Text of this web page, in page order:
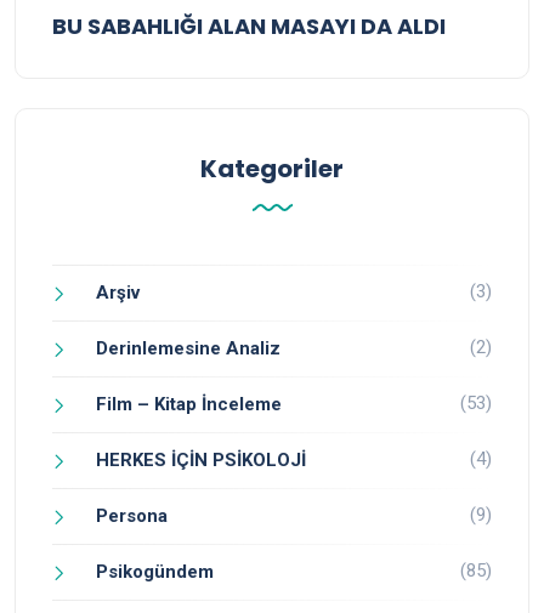
BU SABAHLIĞI ALAN MASAYI DA ALDI
Kategoriler
Arşiv (3)
Derinlemesine Analiz (2)
Film – Kitap İnceleme (53)
HERKES İÇİN PSİKOLOJİ (4)
Persona (9)
Psikogündem (85)